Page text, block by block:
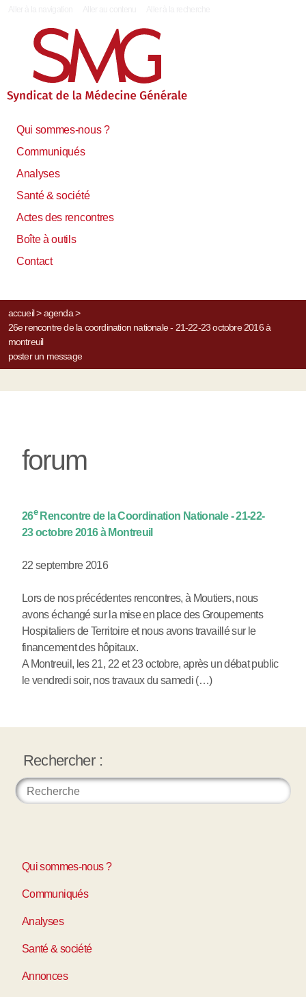
Qui sommes-nous ?
Communiqués
Analyses
Santé & société
Actes des rencontres
Boîte à outils
Contact
accueil> agenda>
26e rencontre de la coordination nationale - 21-22-23 octobre 2016 à
montreuil
poster un message
forum
26eRencontre de la Coordination Nationale - 21-22-
23 octobre 2016 à Montreuil
22 septembre 2016
Lors de nos précédentes rencontres, à Moutiers, nous
avons échangé sur la mise en place des Groupements
Hospitaliers de Territoire et nous avons travaillé sur le
financement des hôpitaux.
A Montreuil, les 21, 22 et 23 octobre, après un débat public
le vendredi soir, nos travaux du samedi (…)
Rechercher :
Qui sommes-nous ?
Communiqués
Analyses
Santé & société
Annonces